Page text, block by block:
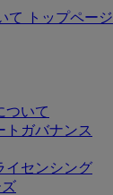
て トップページ
ついて
トガバナンス
イセンシング